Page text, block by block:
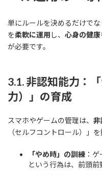
単にルールを決めるだけでな
を柔軟に運用 し、 心身の健康
が必要です。
3.1. 非認知能力：
力）」の育成
スマホやゲームの管理は、 非
（セルフコントロール）」
「やめ時」の訓練 ：
という行為は、前頭前